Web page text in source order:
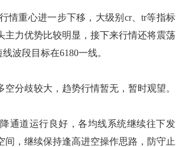
重心进一步下移，大级别cr、tr等指标
力优势比较明显，接下来行情还将震荡
波段目标在6180一线。
分歧较大，趋势行情暂无，暂时观望。
道运行良好，各均线系统继续往下发
，继续保持逢高进空操作思路，防守止